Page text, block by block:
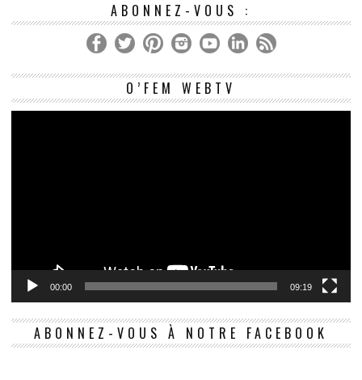
ABONNEZ-VOUS :
O’FEM WEBTV
00:00 09:19
ABONNEZ-VOUS À NOTRE FACEBOOK